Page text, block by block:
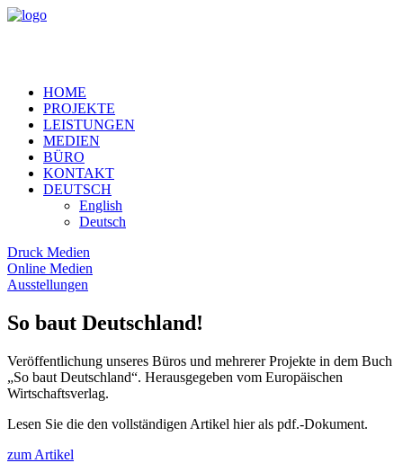
HOME
PROJEKTE
LEISTUNGEN
MEDIEN
BÜRO
KONTAKT
DEUTSCH
English
Deutsch
Druck Medien
Online Medien
Ausstellungen
So baut Deutschland!
Veröffentlichung unseres Büros und mehrerer Projekte in dem Buch
„So baut Deutschland“. Herausgegeben vom Europäischen
Wirtschaftsverlag.
Lesen Sie die den vollständigen Artikel hier als pdf.-Dokument.
zum Artikel